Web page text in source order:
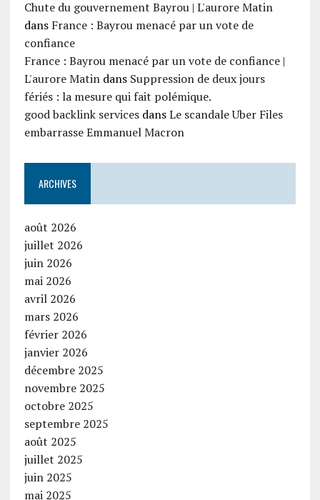
Chute du gouvernement Bayrou | L'aurore Matin
dans France : Bayrou menacé par un vote de
confiance
France : Bayrou menacé par un vote de confiance |
L'aurore Matindans Suppression de deux jours
fériés : la mesure qui fait polémique.
good backlink servicesdansLe scandale Uber Files
embarrasse Emmanuel Macron
ARCHIVES
août 2026
juillet 2026
juin 2026
mai 2026
avril 2026
mars 2026
février 2026
janvier 2026
décembre 2025
novembre 2025
octobre 2025
septembre 2025
août 2025
juillet 2025
juin 2025
mai 2025